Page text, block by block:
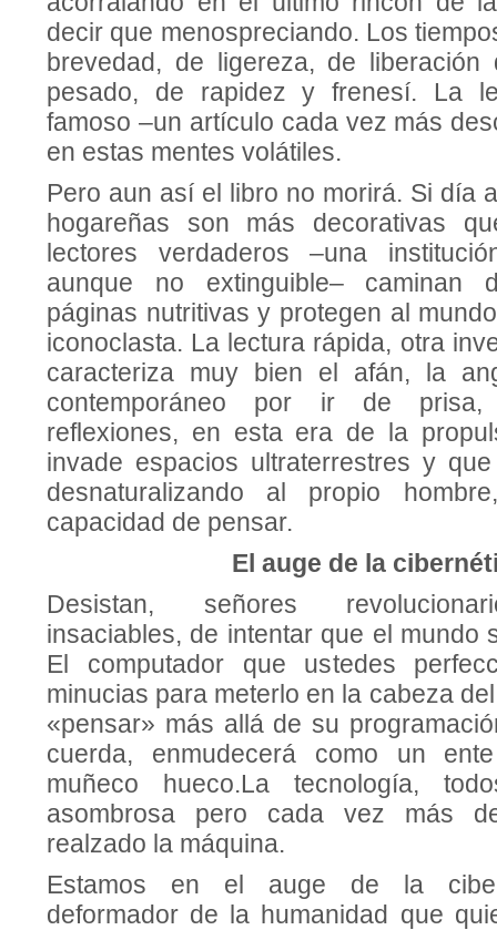
decir que menospreciando. Los
brevedad, de ligereza, de
pesado, de rapidez y frenesí. La
famoso –un artículo cada vez más
en estas mentes voláti­les.
Pero aun así el libro no morirá. Si día
hogareñas son más decorativas
lectores verdaderos –una
aunque no extinguible– caminan
páginas nutritivas y protegen al
iconoclasta. La lectura rápida, otra
caracteriza muy bien el afán, la
contemporáneo por ir de pri­sa,
reflexiones, en esta era de la
invade espacios ultraterrestres y
desnaturalizando al propio
capacidad de pensar.
El auge de la
Desistan, señores
insaciables, de intentar que el mundo
El computador que ustedes
minucias para meterlo en la cabeza
«pensar» más allá de su
cuerda, enmudecerá como un
muñeco hueco.La tecnología,
asombrosa pero cada vez más
realzado la máquina.
Estamos en el auge de la
deformador de la humanidad que